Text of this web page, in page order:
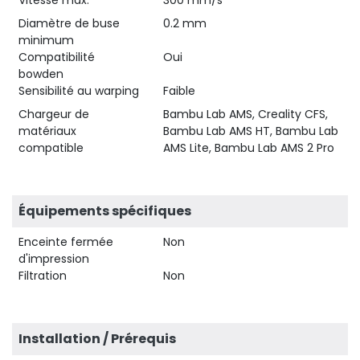
Diamètre de buse
minimum
0.2 mm
Compatibilité
bowden
Oui
Sensibilité au warping
Faible
Chargeur de
matériaux
compatible
Bambu Lab AMS, Creality CFS,
Bambu Lab AMS HT, Bambu Lab
AMS Lite, Bambu Lab AMS 2 Pro
Équipements spécifiques
Enceinte fermée
d'impression
Non
Filtration Non
Installation / Prérequis